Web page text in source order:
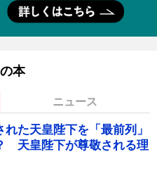
本
ニュース
た天皇陛下を「最前列」
天皇陛下が尊敬される理